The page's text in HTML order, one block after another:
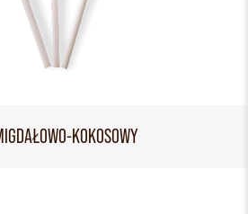
KOKOSOWY